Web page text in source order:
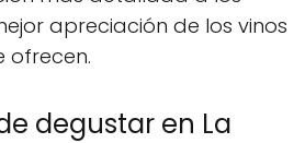
apreciación de los vinos
ofrecen.
degustar en La